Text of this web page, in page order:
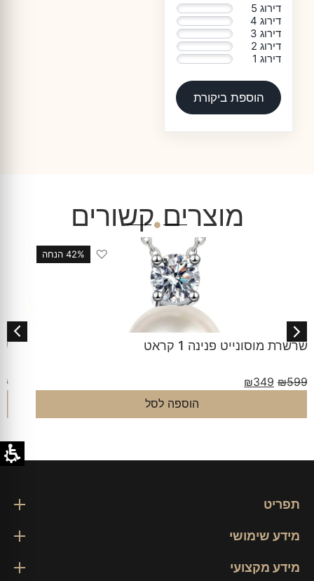
דירוג 5
דירוג 4
דירוג 3
דירוג 2
דירוג 1
הוספת ביקורת
מוצרים קשורים
♡
שרשרת פנינים צבעוניות טבעיות
תפריט
מידע שימושי
מידע מקצועי